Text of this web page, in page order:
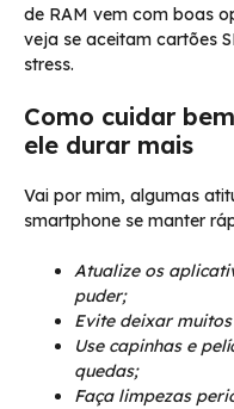
de RAM vem com boas
veja se aceitam cartões
stress.
Como cuidar
ele durar mais
Vai por mim, algumas
smartphone se manter
Atualize os
puder;
Evite deixar
Use capinhas e
quedas;
Faça limpezas